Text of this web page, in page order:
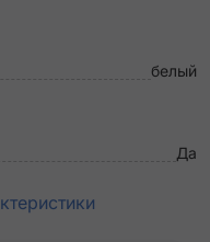
белый
Да